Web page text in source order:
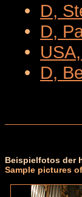
• D,
• D,
•
• D,
Beispielfotos der
Sample pictures